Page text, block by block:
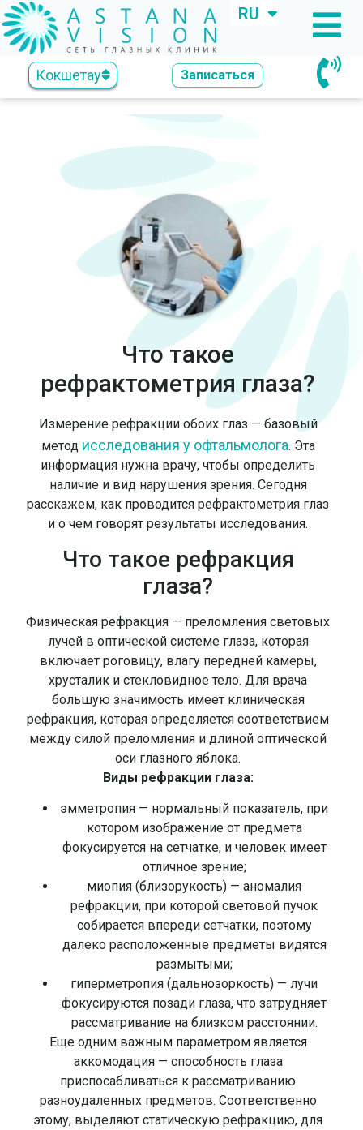
RU
KZ
Кокшетау Записаться
Что такое
рефрактометрия глаза?
Измерение рефракции обоих глаз — базовый
метод исследования у офтальмолога. Эта
информация нужна врачу, чтобы определить
наличие и вид нарушения зрения. Сегодня
расскажем, как проводится рефрактометрия глаз
и о чем говорят результаты исследования.
Что такое рефракция
глаза?
Физическая рефракция — преломления световых
лучей в оптической системе глаза, которая
включает роговицу, влагу передней камеры,
хрусталик и стекловидное тело. Для врача
большую значимость имеет клиническая
рефракция, которая определяется соответствием
между силой преломления и длиной оптической
оси глазного яблока.
Виды рефракции глаза:
эмметропия — нормальный показатель, при
котором изображение от предмета
фокусируется на сетчатке, и человек имеет
отличное зрение;
миопия (близорукость) — аномалия
рефракции, при которой световой пучок
собирается впереди сетчатки, поэтому
далеко расположенные предметы видятся
размытыми;
гиперметропия (дальнозоркость) — лучи
фокусируются позади глаза, что затрудняет
рассматривание на близком расстоянии.
Еще одним важным параметром является
аккомодация — способность глаза
приспосабливаться к рассматриванию
разноудаленных предметов. Соответственно
этому, выделяют статическую рефракцию, для